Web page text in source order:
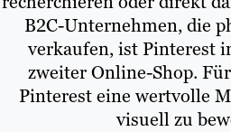
B2C-Unternehmen, die
verkaufen, ist Pinterest
zweiter Online-Shop.
Pinterest eine wertvolle
visuell zu